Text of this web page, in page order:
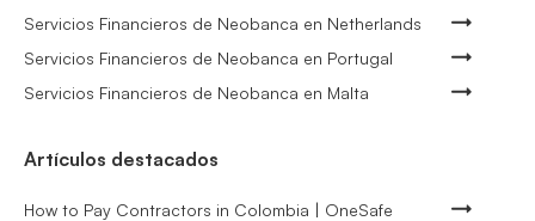
Servicios Financieros de Neobanca en Netherlands
Servicios Financieros de Neobanca en Portugal
Servicios Financieros de Neobanca en Malta
Artículos destacados
How to Pay Contractors in Colombia | OneSafe